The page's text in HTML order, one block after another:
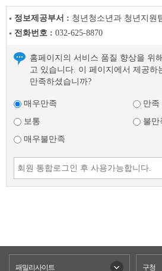
정보제공부서 : 청년청소년과 청년지원
전화번호 : 032-625-8870
홈페이지의 서비스 품질 향상을 위
고 있습니다. 이 페이지에서 제공하
만족하셨습니까?
매우만족
만족
보통
불만
매우불만족
패밀리사이트 구청